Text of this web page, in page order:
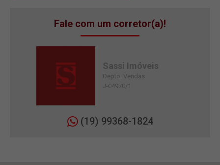
Fale com um corretor(a)!
Sassi Imóveis
Depto. Vendas
J-04970/1
(19) 99368-1824